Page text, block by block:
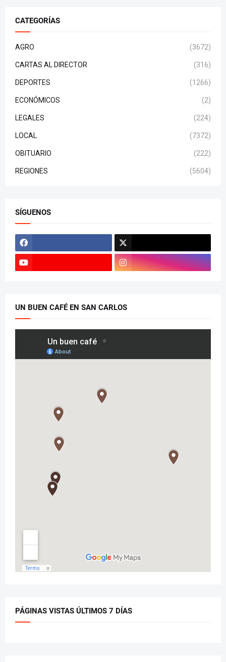
CATEGORÍAS
AGRO (3672)
CARTAS AL DIRECTOR (316)
DEPORTES (1266)
ECONÓMICOS (2)
LEGALES (224)
LOCAL (7372)
OBITUARIO (222)
REGIONES (5604)
SÍGUENOS
UN BUEN CAFÉ EN SAN CARLOS
PÁGINAS VISTAS ÚLTIMOS 7 DÍAS